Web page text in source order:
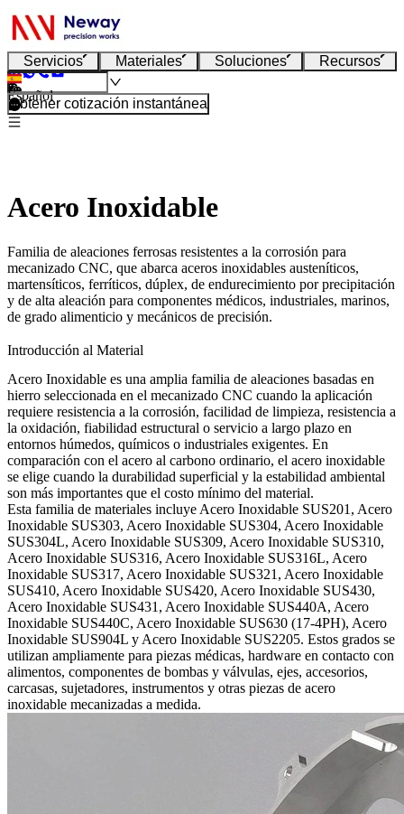
Servicios Materiales Soluciones Recursos
Español
Obtener cotización instantánea
Acero Inoxidable
Familia de aleaciones ferrosas resistentes a la corrosión para
mecanizado CNC, que abarca aceros inoxidables austeníticos,
martensíticos, ferríticos, dúplex, de endurecimiento por precipitación
y de alta aleación para componentes médicos, industriales, marinos,
de grado alimenticio y mecánicos de precisión.
Introducción al Material
Acero Inoxidable es una amplia familia de aleaciones basadas en
hierro seleccionada en el mecanizado CNC cuando la aplicación
requiere resistencia a la corrosión, facilidad de limpieza, resistencia a
la oxidación, fiabilidad estructural o servicio a largo plazo en
entornos húmedos, químicos o industriales exigentes. En
comparación con el acero al carbono ordinario, el acero inoxidable
se elige cuando la durabilidad superficial y la estabilidad ambiental
son más importantes que el costo mínimo del material.
Esta familia de materiales incluye Acero Inoxidable SUS201, Acero
Inoxidable SUS303, Acero Inoxidable SUS304, Acero Inoxidable
SUS304L, Acero Inoxidable SUS309, Acero Inoxidable SUS310,
Acero Inoxidable SUS316, Acero Inoxidable SUS316L, Acero
Inoxidable SUS317, Acero Inoxidable SUS321, Acero Inoxidable
SUS410, Acero Inoxidable SUS420, Acero Inoxidable SUS430,
Acero Inoxidable SUS431, Acero Inoxidable SUS440A, Acero
Inoxidable SUS440C, Acero Inoxidable SUS630 (17-4PH), Acero
Inoxidable SUS904L y Acero Inoxidable SUS2205. Estos grados se
utilizan ampliamente para piezas médicas, hardware en contacto con
alimentos, componentes de bombas y válvulas, ejes, accesorios,
carcasas, sujetadores, instrumentos y otras piezas de acero
inoxidable mecanizadas a medida.